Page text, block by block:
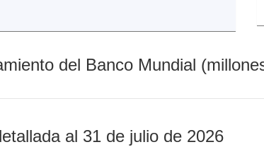
del Banco Mundial
al 31 de julio de 2026